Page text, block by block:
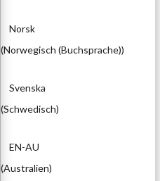
Norsk
(Norwegisch (Buchsprache))
Svenska
(Schwedisch)
EN-AU
(Australien)